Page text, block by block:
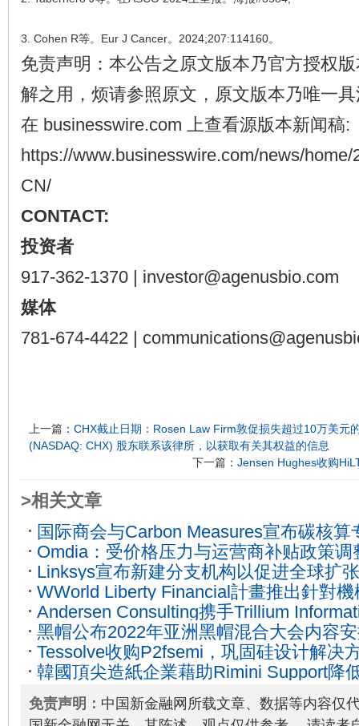
3. Cohen R等。Eur J Cancer。2024;207:114160。
免责声明：本公告之原文版本乃官方授权
解之用，烦请参照原文，原文版本乃唯一
在 businesswire.com 上查看源版本新闻稿:
https://www.businesswire.com/news/
CN/
CONTACT:
投资者
917-362-1370 | investor@agenusbio.com
媒体
781-674-4422 |
上一篇： CHX截止日期：Rosen Law Firm敦促损失超过10万美元
(NASDAQ: CHX) 股东联系该律所，以获取有关其权益的信息
下一篇： Jensen Hughes收购
>相关文章
国际商会与Carbon Measures宣布碳核
家名单 2026-01-20
Omdia：受价格压力与运营商补贴政策
一季度美国智能手机市场下滑3%2026-
Linksys宣布新建分支机构以促进全球扩张
WWorld Liberty Financial計畫推出針對
USD12025-03-26
Andersen Consulting携手Trillium
Systems升级网络安全服务2026-03-20
黑帽公布2022年亚洲黑帽混合大会内容
Tessolve收购P2fsemi，巩固硅设计解决
高在物理设计方面的专长 2022-10-31
韓國頂尖造紙企業藉助Rimini Support降
Oracle Database維護成本，騰出資金和
的創新和成長 拉斯維加斯--(美國商業資
免责声明： 中国新金融网所载文章、数据等内容仅